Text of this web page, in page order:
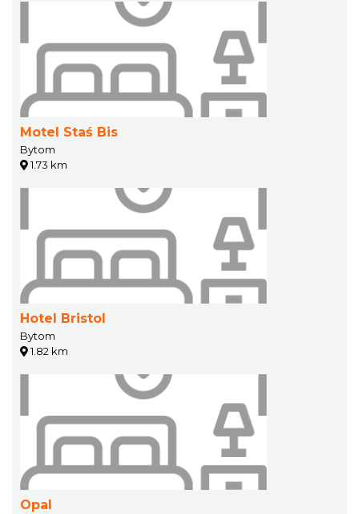
Motel Staś Bis
Bytom
1.73 km
Hotel Bristol
Bytom
1.82 km
Opal